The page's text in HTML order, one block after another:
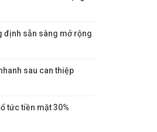
định sẵn sàng mở rộng
sau can thiệp
tức tiền mặt 30%